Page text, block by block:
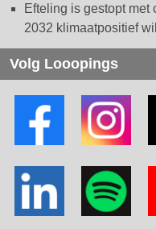
Efteling is gestopt met
2032 klimaatpositief
Volg Looopings